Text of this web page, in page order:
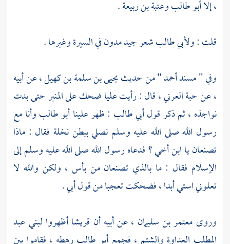
، إلاأبو طالبوعتبة بن ربيعة.
قلت :ولأبي طالبشعر جيد مدون في السيرة وغيرها .
وفي " مسندأحمد" من حديثيحيى بن سلمة بن كهيل ،عن أبيه
، عنحبة العرني ،قال : رأيتعلياضحك على المنبر حتى بدت
نواجذه ، ثم ذكر قولأبي طالب : ظهر عليناأبو طالبوأنا مع
رسول الله صلى الله عليه وسلم نصليببطن نخلة فقال : ماذا
تصنعان يا ابن أخي ؟ فدعاه رسول الله صلى الله عليه وسلم إلى
الإسلام فقال : ما بالذي تصنعان من بأس ، ولكن والله لا
تعلوني استي أبدا ، فضحكت تعجبا من قول أبي .
وروى معتمر بن سليمان ،عن أبيه أن قريشاأظهروا لبني عبد